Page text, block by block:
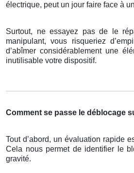
électrique, peut un jour faire face à
Surtout, ne essayez pas de le
manipulant, vous risqueriez
d’abîmer considérablement une
inutilisable votre dispositif.
Comment se passe le déblocage
Tout d’abord, un évaluation rapide
Cela nous permet de identifier le
gravité.